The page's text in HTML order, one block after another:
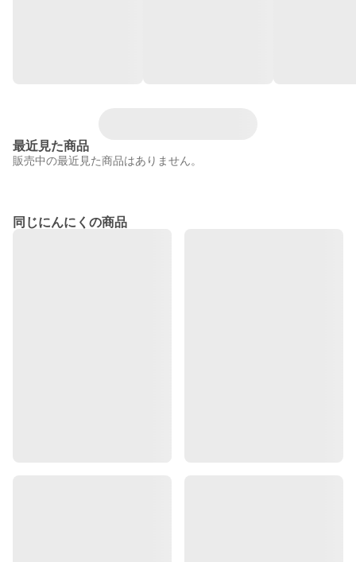
最近見た商品
販売中の最近見た商品はありません。
同じにんにくの商品